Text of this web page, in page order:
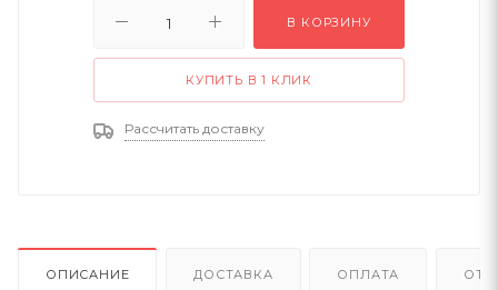
В КОРЗИНУ
КУПИТЬ В 1 КЛИК
Рассчитать доставку
ОПИСАНИЕ ДОСТАВКА ОПЛАТА